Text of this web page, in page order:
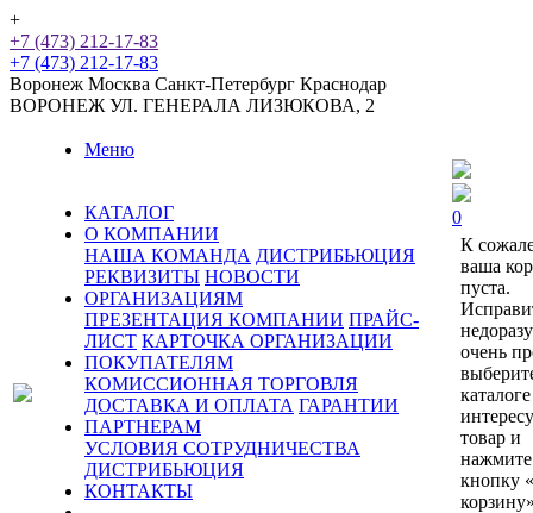
+
+7 (473) 212-17-83
+7 (473) 212-17-83
Воронеж Москва Санкт-Петербург Краснодар
ВОРОНЕЖ УЛ. ГЕНЕРАЛА ЛИЗЮКОВА, 2
Меню
КАТАЛОГ
О КОМПАНИИ
НАША КОМАНДА ДИСТРИБЬЮЦИЯ
РЕКВИЗИТЫ НОВОСТИ
ОРГАНИЗАЦИЯМ
ПРЕЗЕНТАЦИЯ КОМПАНИИ ПРАЙС-
ЛИСТ КАРТОЧКА ОРГАНИЗАЦИИ
ПОКУПАТЕЛЯМ
КОМИССИОННАЯ ТОРГОВЛЯ
ДОСТАВКА И ОПЛАТА ГАРАНТИИ
ПАРТНЕРАМ
УСЛОВИЯ СОТРУДНИЧЕСТВА
ДИСТРИБЬЮЦИЯ
КОНТАКТЫ
0
К
ваша
пуста.
очень
каталоге
товар и
нажмите
кнопку